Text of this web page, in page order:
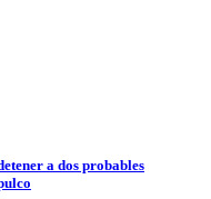
a dos probables